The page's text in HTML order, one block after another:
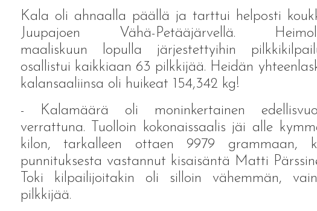
Kala oli ahnaalla päällä ja tarttui helposti
Juupajoen Vähä-Petääjärvellä.
maaliskuun lopulla järjestettyihin
osallistui kaikkiaan 63 pilkkijää. Heidän
kalansaaliinsa oli huikeat 154,342 kg!
- Kalamäärä oli moninkertainen
verrattuna. Tuolloin kokonaissaalis jäi alle
kilon, tarkalleen ottaen 9979 grammaan,
punnituksesta vastannut kisaisäntä Matti
Toki kilpailijoitakin oli silloin vähemmän,
pilkkijää.